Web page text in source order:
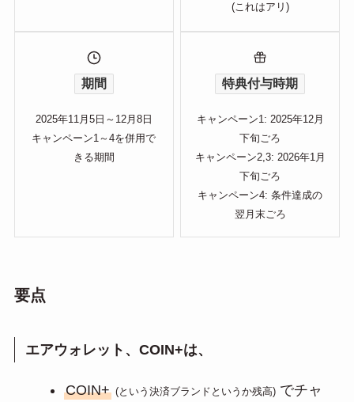
(これはアリ)
期間
2025年11月5日～12月8日
キャンペーン1～4を併用で
きる期間
特典付与時期
キャンペーン1: 2025年12月
下旬ごろ
キャンペーン2,3: 2026年1月
下旬ごろ
キャンペーン4: 条件達成の
翌月末ごろ
要点
エアウォレット、COIN+は、
COIN+ (という決済ブランドというか残高)でチャ